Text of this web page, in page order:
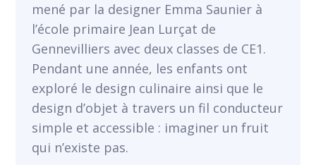
mené par la designer Emma Saunier à
l’école primaire Jean Lurçat de
Gennevilliers avec deux classes de CE1.
Pendant une année, les enfants ont
exploré le design culinaire ainsi que le
design d’objet à travers un fil conducteur
simple et accessible : imaginer un fruit
qui n’existe pas.